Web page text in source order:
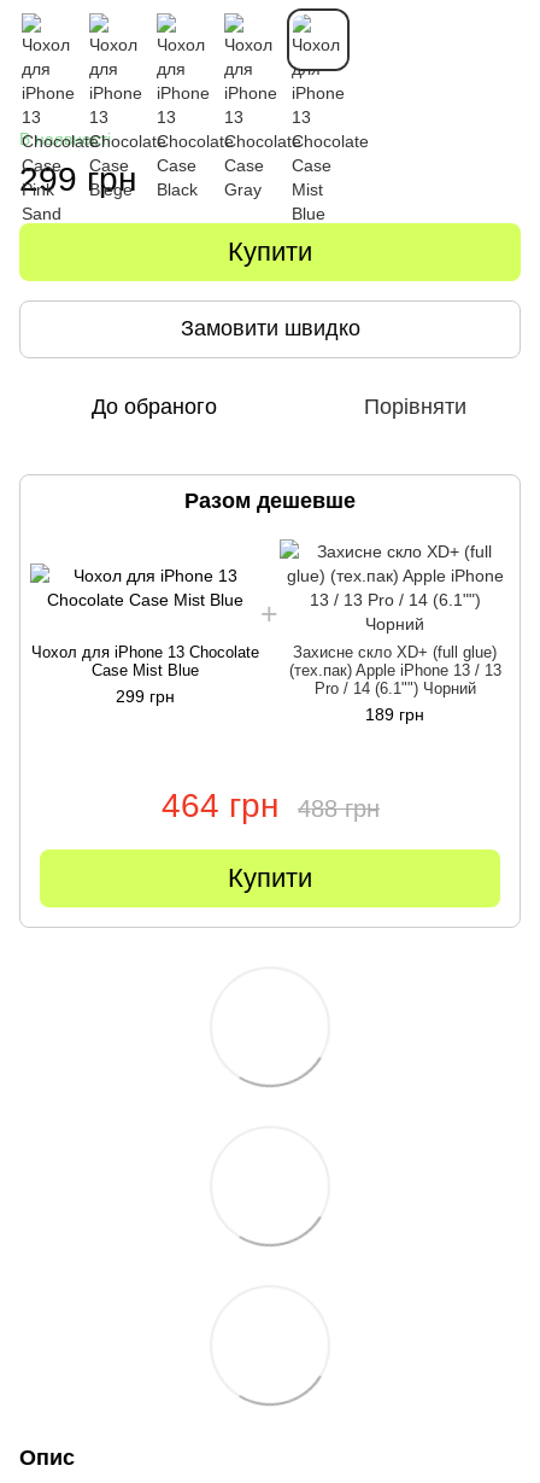
В наявності
299 грн
Купити
Замовити швидко
До обраного Порівняти
Разом дешевше
Чохол для iPhone 13 Chocolate
Case Mist Blue
299 грн
Захисне скло XD+ (full glue)
(тех.пак) Apple iPhone 13 / 13
Pro / 14 (6.1"") Чорний
189 грн
464 грн 488 грн
Купити
Опис